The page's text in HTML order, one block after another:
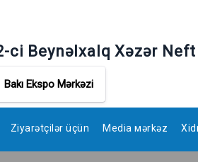
ci Beynəlxalq Xəzər
Bakı Ekspo Mərkəzi
Ziyarətçilər üçün Media мərkəz